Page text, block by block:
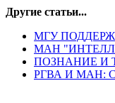
Другие статьи...
МГУ
МАН
ПОЗНАНИЕ И
РГВА И МАН: